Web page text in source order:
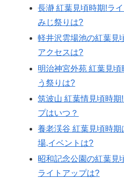
長瀞 紅葉見頃時期!ラ
みじ祭りは?
軽井沢雲場池の紅葉見
アクセスは?
明治神宮外苑 紅葉見頃
う祭りは?
筑波山 紅葉情見頃時
プはいつ？
養老渓谷 紅葉見頃時
場,イベントは?
昭和記念公園の紅葉見
ライトアップは?